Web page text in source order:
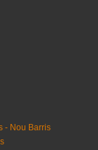
- Nou Barris